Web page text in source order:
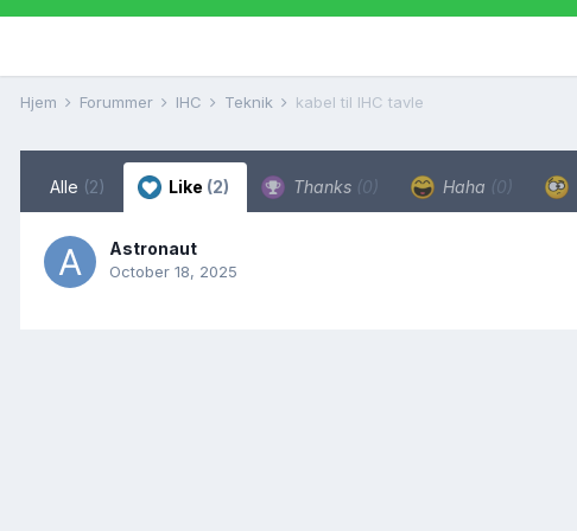
Hjem Forummer IHC Teknik kabel til IHC tavle
Alle (2) Like (2) Thanks (0) Haha (0)
Astronaut
October 18, 2025